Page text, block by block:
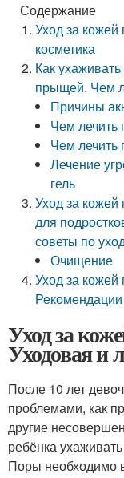
Содержание
Уход за кожей
косметика
Как
прыщей. Чем
Причины
Чем лечить
Чем лечить
Лечение
гель
Уход за кожей
для
советы по
Очищение
Уход за кожей
Уход за
Уходовая и
После 10 лет
проблемами, как
другие
ребёнка
Поры необходимо